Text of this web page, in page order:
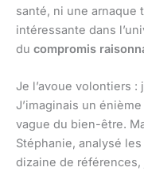
santé, ni une arnaque
intéressante dans
du compromis
Je l’avoue volontiers :
J’imaginais un
vague du bien-être.
Stéphanie, analysé
dizaine de références,